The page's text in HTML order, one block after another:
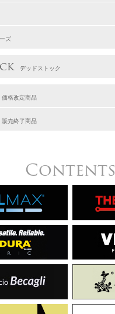
ズ
デッドストック
価格改定商品
販売終了商品
Contents